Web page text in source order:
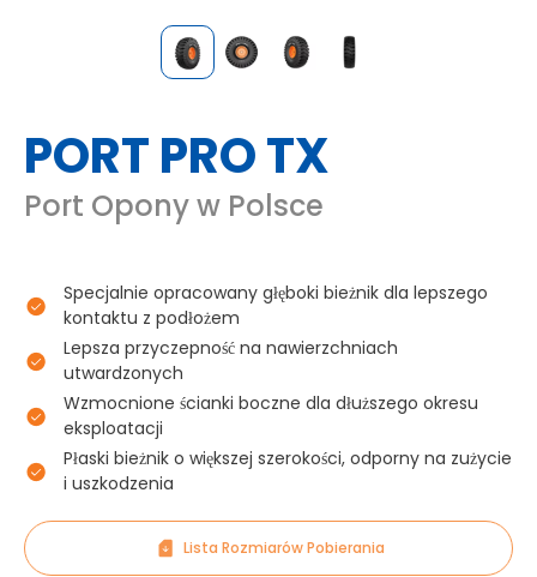
PORT PRO TX
Port Opony w Polsce
Specjalnie opracowany głęboki bieżnik dla lepszego
kontaktu z podłożem
Lepsza przyczepność na nawierzchniach
utwardzonych
Wzmocnione ścianki boczne dla dłuższego okresu
eksploatacji
Płaski bieżnik o większej szerokości, odporny na zużycie
i uszkodzenia
Lista Rozmiarów Pobierania